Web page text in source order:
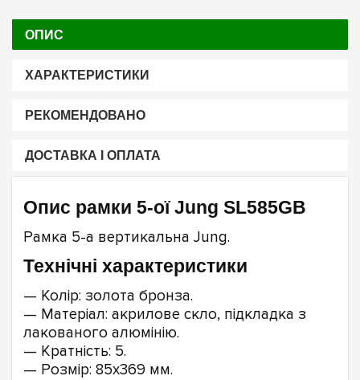
ОПИС
ХАРАКТЕРИСТИКИ
РЕКОМЕНДОВАНО
ДОСТАВКА І ОПЛАТА
Опис рамки 5-ої Jung SL585GB
Рамка 5-а вертикальна Jung.
Технічні характеристики
— Колір: золота бронза.
— Матеріал: акрилове скло, підкладка з
лакованого алюмінію.
— Кратність: 5.
— Розмір: 85х369 мм.